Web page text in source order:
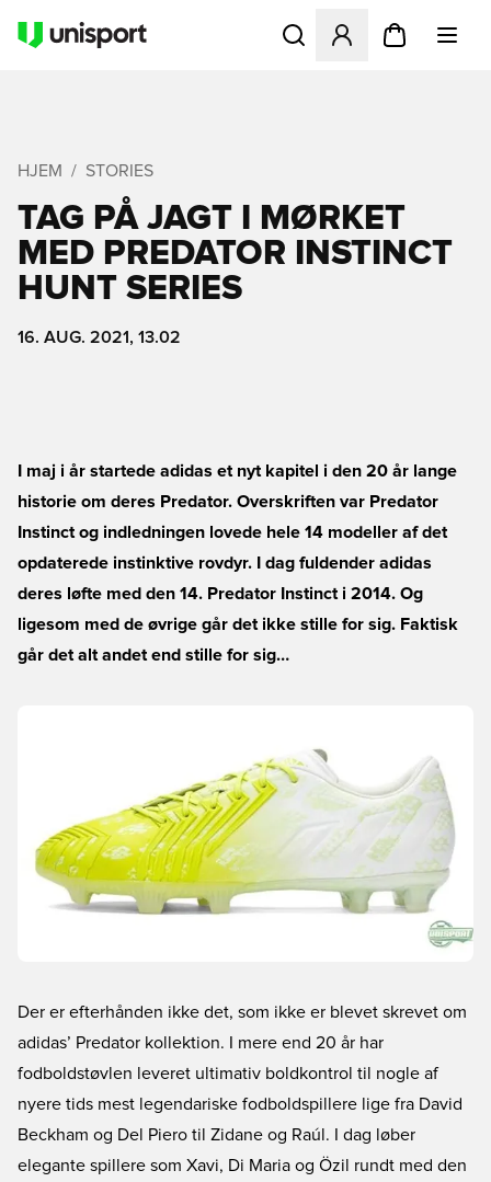
Åbner en Modal til at
HJEM STORIES
TAG PÅ JAGT I MØRKET
MED PREDATOR INSTINCT
HUNT SERIES
16. AUG. 2021, 13.02
I maj i år startede adidas et nyt kapitel i den 20 år lange
historie om deres Predator. Overskriften var Predator
Instinct og indledningen lovede hele 14 modeller af det
opdaterede instinktive rovdyr. I dag fuldender adidas
deres løfte med den 14. Predator Instinct i 2014. Og
ligesom med de øvrige går det ikke stille for sig. Faktisk
går det alt andet end stille for sig…
Der er efterhånden ikke det, som ikke er blevet skrevet om
adidas’ Predator kollektion. I mere end 20 år har
fodboldstøvlen leveret ultimativ boldkontrol til nogle af
nyere tids mest legendariske fodboldspillere lige fra David
Beckham og Del Piero til Zidane og Raúl. I dag løber
elegante spillere som Xavi, Di Maria og Özil rundt med den